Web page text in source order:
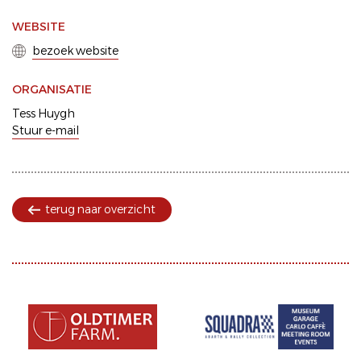
WEBSITE
bezoek website
ORGANISATIE
Tess Huygh
Stuur e-mail
terug naar overzicht